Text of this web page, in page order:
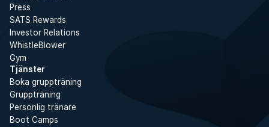
Press
SATS Rewards
Investor Relations
WhistleBlower
Gym
Tjänster
Boka gruppträning
Gruppträning
Personlig tränare
Boot Camps